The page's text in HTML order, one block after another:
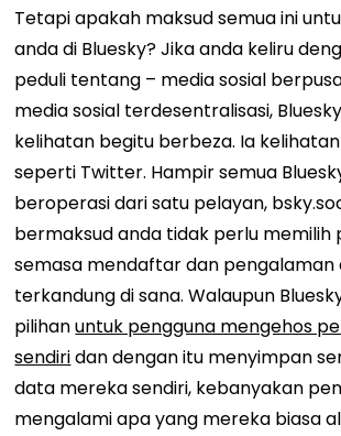
Tetapi apakah maksud semua ini
anda di Bluesky? Jika anda keliru
peduli tentang – media sosial
media sosial terdesentralisasi,
kelihatan begitu berbeza. Ia
seperti Twitter. Hampir semua
beroperasi dari satu pelayan,
bermaksud anda tidak perlu memilih
semasa mendaftar dan pengalaman
terkandung di sana. Walaupun
pilihanuntuk pengguna mengehos
sendiridan dengan itu menyimpan
data mereka sendiri, kebanyakan
mengalami apa yang mereka biasa